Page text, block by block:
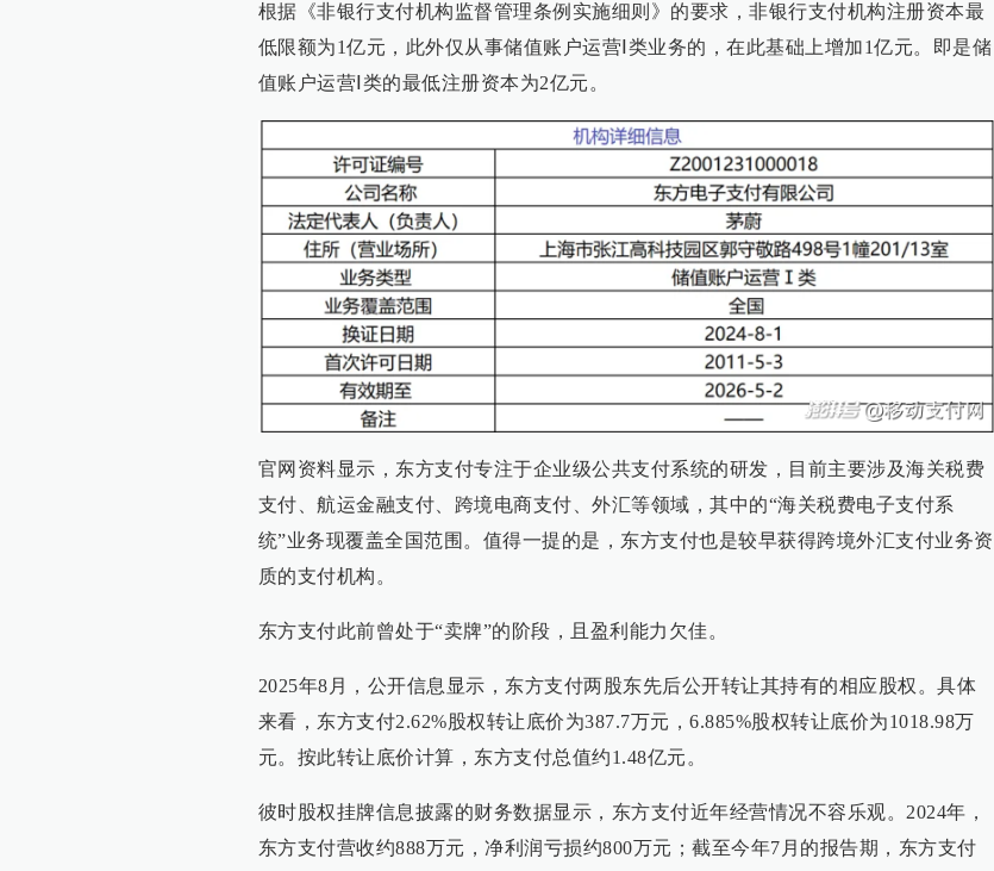
根据《非银行支付机构监督管理条例实施细则》的要求，非银行支付机构注册资本最
低限额为1亿元，此外仅从事储值账户运营Ⅰ类业务的，在此基础上增加1亿元。即是储
值账户运营Ⅰ类的最低注册资本为2亿元。
官网资料显示，东方支付专注于企业级公共支付系统的研发，目前主要涉及海关税费
支付、航运金融支付、跨境电商支付、外汇等领域，其中的“海关税费电子支付系
统”业务现覆盖全国范围。值得一提的是，东方支付也是较早获得跨境外汇支付业务资
质的支付机构。
东方支付此前曾处于“卖牌”的阶段，且盈利能力欠佳。
2025年8月，公开信息显示，东方支付两股东先后公开转让其持有的相应股权。具体
来看，东方支付2.62%股权转让底价为387.7万元，6.885%股权转让底价为1018.98万
元。按此转让底价计算，东方支付总值约1.48亿元。
彼时股权挂牌信息披露的财务数据显示，东方支付近年经营情况不容乐观。2024年，
东方支付营收约888万元，净利润亏损约800万元；截至今年7月的报告期，东方支付